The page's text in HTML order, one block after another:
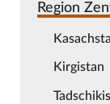
Region
Kirgistan